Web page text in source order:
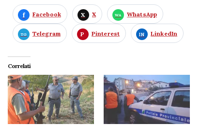
Facebook X WhatsApp
Telegram Pinterest LinkedIn
Correlati